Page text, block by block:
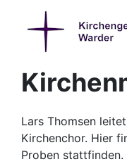
Lars Thomsen
Kirchenchor. Hier
Proben stattfinden.